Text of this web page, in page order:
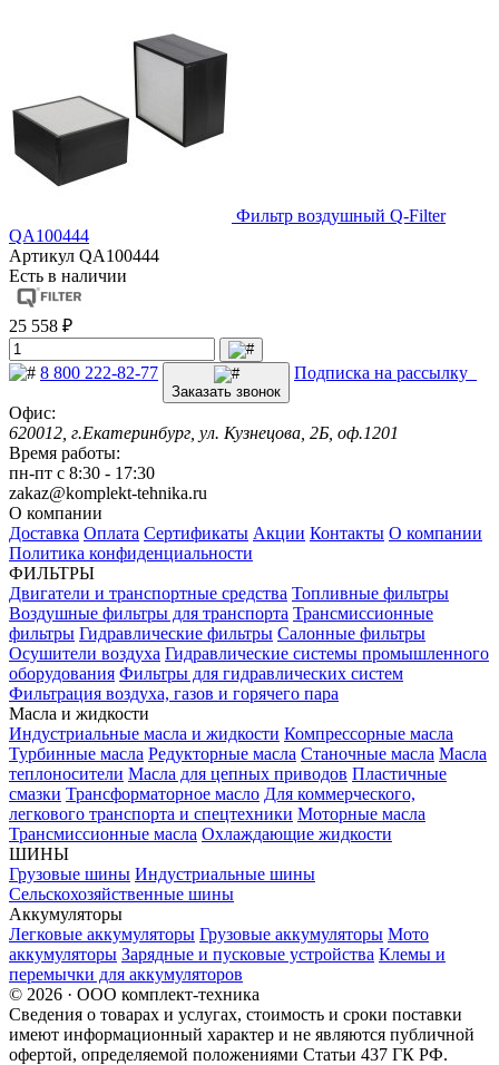
Фильтр воздушный Q-Filter
QA100444
Артикул QA100444
Есть в наличии
25 558 ₽
8 800 222-82-77
Заказать звонок
Подписка на рассылку
Офис:
620012, г.Екатеринбург, ул. Кузнецова, 2Б, оф.1201
Время работы:
пн-пт с 8:30 - 17:30
zakaz@komplekt-tehnika.ru
О компании
Доставка Оплата Сертификаты Акции Контакты О компании
Политика конфиденциальности
ФИЛЬТРЫ
Двигатели и транспортные средства Топливные фильтры
Воздушные фильтры для транспорта Трансмиссионные
фильтры Гидравлические фильтры Салонные фильтры
Осушители воздуха Гидравлические системы промышленного
оборудования Фильтры для гидравлических систем
Фильтрация воздуха, газов и горячего пара
Масла и жидкости
Индустриальные масла и жидкости Компрессорные масла
Турбинные масла Редукторные масла Станочные масла Масла
теплоносители Масла для цепных приводов Пластичные
смазки Трансформаторное масло Для коммерческого,
легкового транспорта и спецтехники Моторные масла
Трансмиссионные масла Охлаждающие жидкости
ШИНЫ
Грузовые шины Индустриальные шины
Сельскохозяйственные шины
Аккумуляторы
Легковые аккумуляторы Грузовые аккумуляторы Мото
аккумуляторы Зарядные и пусковые устройства Клемы и
перемычки для аккумуляторов
© 2026 · ООО комплект-техника
Сведения о товарах и услугах, стоимость и сроки поставки
имеют информационный характер и не являются публичной
офертой, определяемой положениями Статьи 437 ГК РФ.